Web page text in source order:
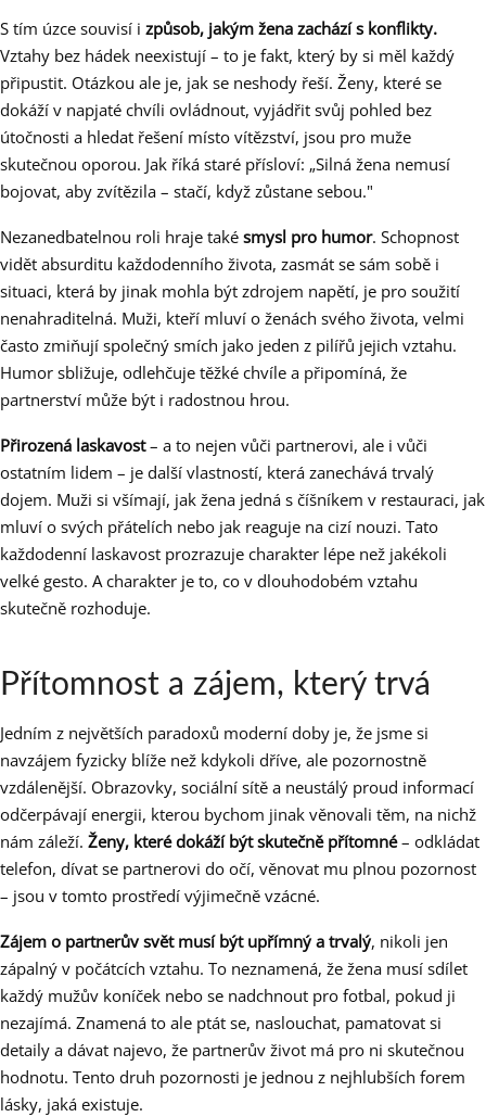
S tím úzce souvisí i způsob, jakým žena zachází s konflikty.
Vztahy bez hádek neexistují – to je fakt, který by si měl každý
připustit. Otázkou ale je, jak se neshody řeší. Ženy, které se
dokáží v napjaté chvíli ovládnout, vyjádřit svůj pohled bez
útočnosti a hledat řešení místo vítězství, jsou pro muže
skutečnou oporou. Jak říká staré přísloví: „Silná žena nemusí
bojovat, aby zvítězila – stačí, když zůstane sebou."
Nezanedbatelnou roli hraje také smysl pro humor. Schopnost
vidět absurditu každodenního života, zasmát se sám sobě i
situaci, která by jinak mohla být zdrojem napětí, je pro soužití
nenahraditelná. Muži, kteří mluví o ženách svého života, velmi
často zmiňují společný smích jako jeden z pilířů jejich vztahu.
Humor sbližuje, odlehčuje těžké chvíle a připomíná, že
partnerství může být i radostnou hrou.
Přirozená laskavost– a to nejen vůči partnerovi, ale i vůči
ostatním lidem – je další vlastností, která zanechává trvalý
dojem. Muži si všímají, jak žena jedná s číšníkem v restauraci, jak
mluví o svých přátelích nebo jak reaguje na cizí nouzi. Tato
každodenní laskavost prozrazuje charakter lépe než jakékoli
velké gesto. A charakter je to, co v dlouhodobém vztahu
skutečně rozhoduje.
Přítomnost a zájem, který trvá
Jedním z největších paradoxů moderní doby je, že jsme si
navzájem fyzicky blíže než kdykoli dříve, ale pozornostně
vzdálenější. Obrazovky, sociální sítě a neustálý proud informací
odčerpávají energii, kterou bychom jinak věnovali těm, na nichž
nám záleží. Ženy, které dokáží být skutečně přítomné– odkládat
telefon, dívat se partnerovi do očí, věnovat mu plnou pozornost
– jsou v tomto prostředí výjimečně vzácné.
Zájem o partnerův svět musí být upřímný a trvalý, nikoli jen
zápalný v počátcích vztahu. To neznamená, že žena musí sdílet
každý mužův koníček nebo se nadchnout pro fotbal, pokud ji
nezajímá. Znamená to ale ptát se, naslouchat, pamatovat si
detaily a dávat najevo, že partnerův život má pro ni skutečnou
hodnotu. Tento druh pozornosti je jednou z nejhlubších forem
lásky, jaká existuje.